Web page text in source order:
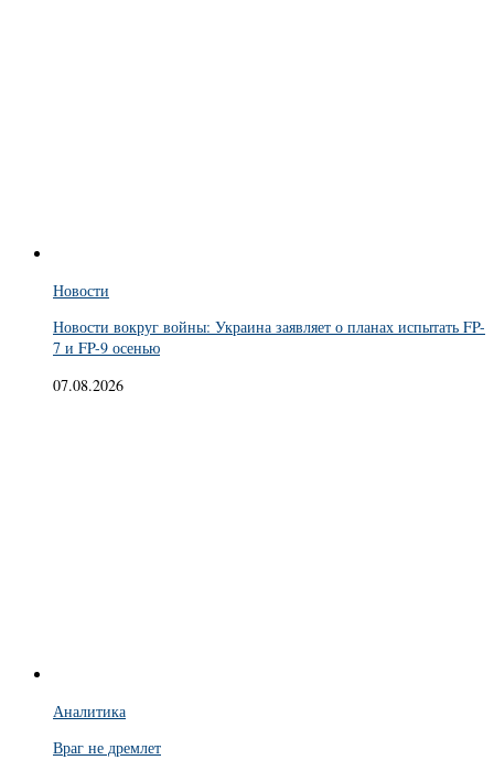
Новости
Новости вокруг войны: Украина заявляет о планах испытать FP-
7 и FP-9 осенью
07.08.2026
Аналитика
Враг не дремлет